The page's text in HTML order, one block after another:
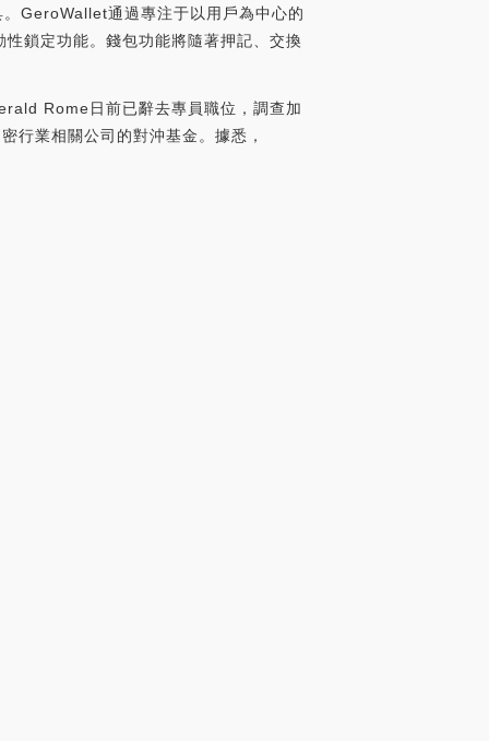
GeroWallet通過專注于以用戶為中心的
鎖定功能。錢包功能將隨著押記、交換
Rome日前已辭去專員職位，調查加
行業相關公司的對沖基金。據悉，